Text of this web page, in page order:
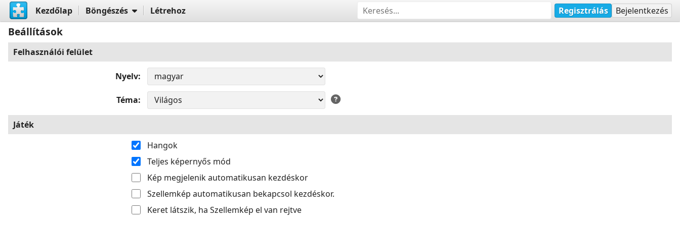
Kezdőlap Böngészés Létrehoz Regisztrálás Bejelentkezés
Beállítások
Felhasználói felület
Nyelv
Téma
Játék
Hangok
Teljes képernyős mód
Kép megjelenik automatikusan kezdéskor
Szellemkép automatikusan bekapcsol kezdéskor.
Keret látszik, ha Szellemkép el van rejtve